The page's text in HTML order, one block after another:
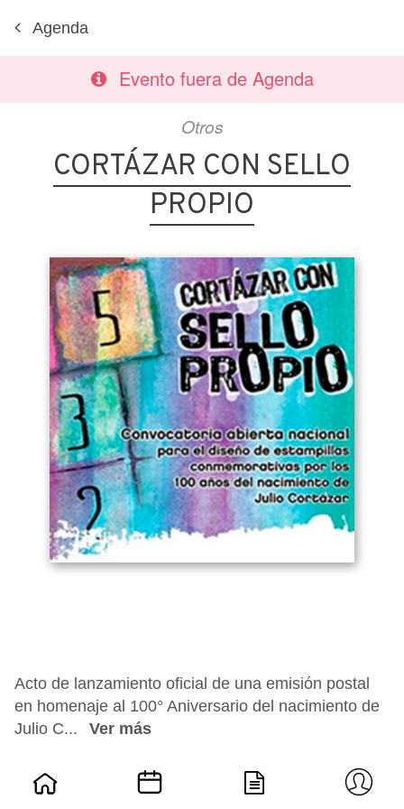
Agenda
Evento fuera de Agenda
Otros
CORTÁZAR CON SELLO
PROPIO
Acto de lanzamiento oficial de una emisión postal
en homenaje al 100° Aniversario del nacimiento de
Julio C...
Ver más